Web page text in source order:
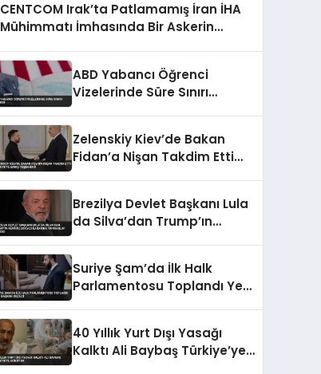
CENTCOM Irak’ta Patlamamış İran İHA
Mühimmatı İmhasında Bir Askerin
ABD Yabancı Öğrenci
Vizelerinde Süre Sınırı
Zelenskiy Kiev’de Bakan
Fidan’a Nişan Takdim Etti
Brezilya Devlet Başkanı Lula
da Silva’dan Trump’ın
Suriye Şam’da İlk Halk
Parlamentosu Toplandı Yeni
40 Yıllık Yurt Dışı Yasağı
Kalktı Ali Baybaş Türkiye’ye